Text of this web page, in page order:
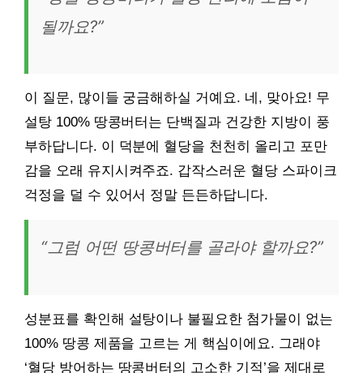
될까요?”
이 질문, 많이들 궁금해하실 거예요. 네, 맞아요! 무
설탕 100% 땅콩버터는 단백질과 건강한 지방이 풍
부하답니다. 이 덕분에 혈당을 천천히 올리고 포만
감을 오래 유지시켜주죠. 갑작스러운 혈당 스파이크
걱정을 덜 수 있어서 정말 든든하답니다.
“그럼 어떤 땅콩버터를 골라야 할까요?”
성분표를 확인해 설탕이나 불필요한 첨가물이 없는
100% 땅콩 제품을 고르는 게 핵심이에요. 그래야
‘혈당 방어하는 땅콩버터의 고소한 기적’을 제대로